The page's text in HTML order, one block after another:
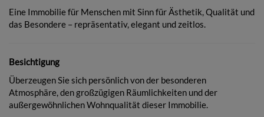
Eine Immobilie für Menschen mit Sinn für Ästhetik, Qualität und
das Besondere – repräsentativ, elegant und zeitlos.
Besichtigung
Überzeugen Sie sich persönlich von der besonderen
Atmosphäre, den großzügigen Räumlichkeiten und der
außergewöhnlichen Wohnqualität dieser Immobilie.